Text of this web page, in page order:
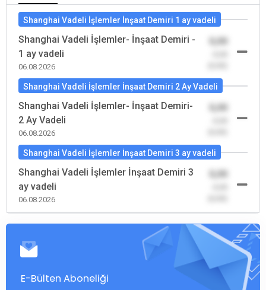
Shanghai Vadeli İşlemler İnşaat Demiri 1 ay vadeli
Shanghai Vadeli İşlemler- İnşaat Demiri -
1 ay vadeli
06.08.2026
0,00
Shanghai Vadeli İşlemler İnşaat Demiri 2 Ay Vadeli
Shanghai Vadeli İşlemler- İnşaat Demiri-
2 Ay Vadeli
06.08.2026
0,00
Shanghai Vadeli İşlemler İnşaat Demiri 3 ay vadeli
Shanghai Vadeli İşlemler İnşaat Demiri 3
ay vadeli
06.08.2026
0,00
E-Bülten Aboneliği